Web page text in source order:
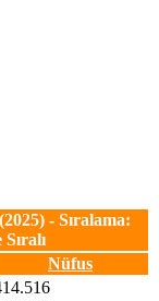
- Sıralama:
Nüfus